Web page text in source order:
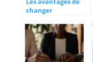
changer
le premier
anniversaire